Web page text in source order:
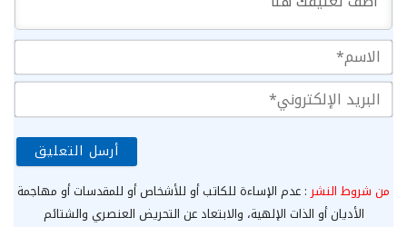
من شروط النشر: عدم الإساءة للكاتب أو للأشخاص أو للمقدسات أو مهاجمة
الأديان أو الذات الإلهية، والابتعاد عن التحريض العنصري والشتائم